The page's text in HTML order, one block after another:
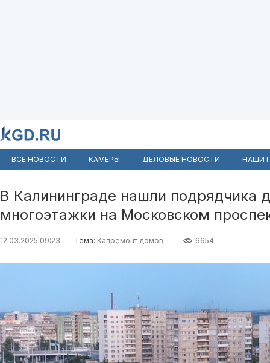
ВСЕ НОВОСТИ КАМЕРЫ ДЕЛОВЫЕ НОВОСТИ НАШИ
В Калининграде нашли подрядчика
многоэтажки на Московском
12.03.2025 09:23 Тема: Капремонт домов 6654